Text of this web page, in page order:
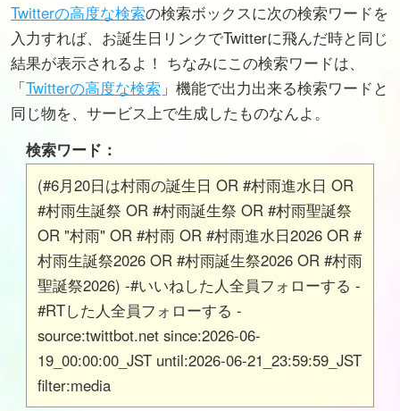
Twitterの高度な検索の検索ボックスに次の検索ワードを
入力すれば、お誕生日リンクでTwitterに飛んだ時と同じ
結果が表示されるよ！ ちなみにこの検索ワードは、
「Twitterの高度な検索 」機能で出力出来る検索ワードと
同じ物を、サービス上で生成したものなんよ。
検索ワード：
(#6月20日は村雨の誕生日 OR #村雨進水日 OR
#村雨生誕祭 OR #村雨誕生祭 OR #村雨聖誕祭
OR "村雨" OR #村雨 OR #村雨進水日2026 OR #
村雨生誕祭2026 OR #村雨誕生祭2026 OR #村雨
聖誕祭2026) -#いいねした人全員フォローする -
#RTした人全員フォローする -
source:twittbot.net since:2026-06-
19_00:00:00_JST until:2026-06-21_23:59:59_JST
filter:media